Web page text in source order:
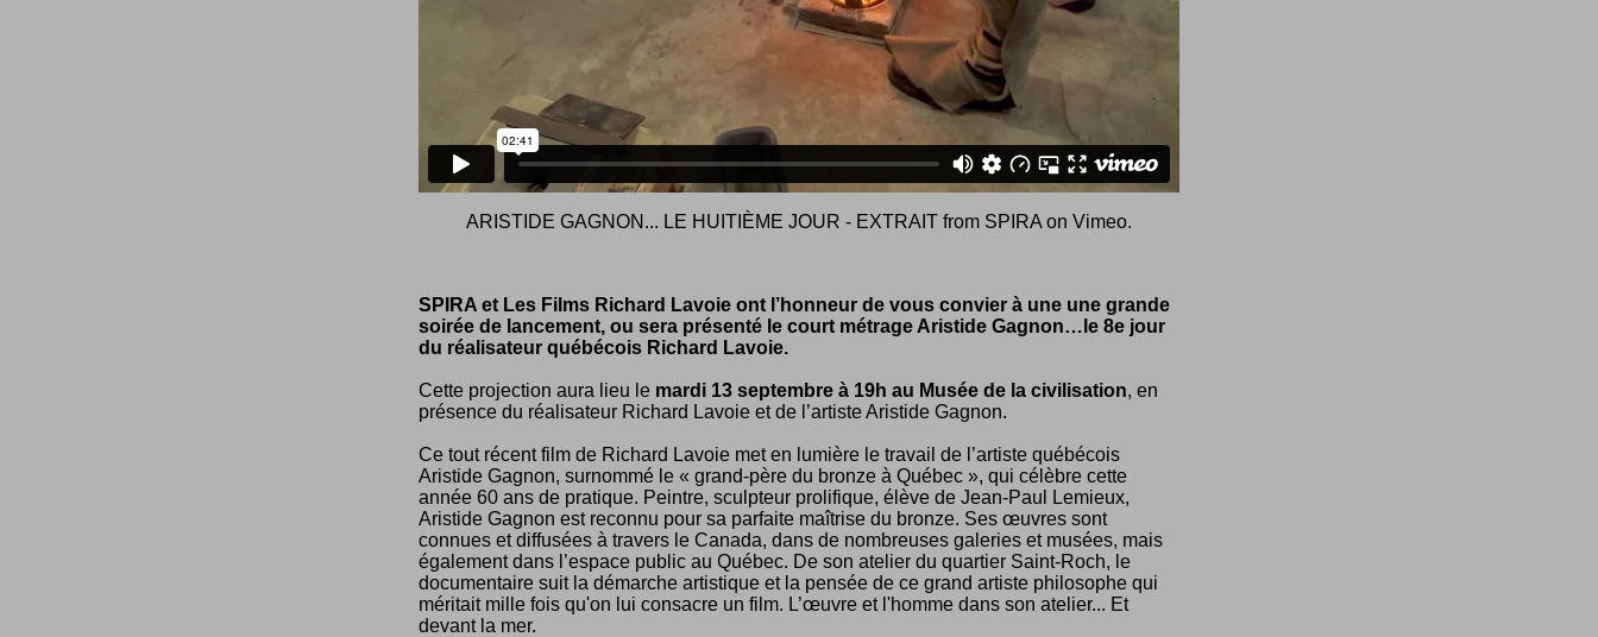
ARISTIDE GAGNON... LE HUITIÈME JOUR - EXTRAIT from SPIRA on Vimeo.
SPIRA et Les Films Richard Lavoie ont l’honneur de vous convier à une une grande
soirée de lancement, ou sera présenté le court métrage Aristide Gagnon…le 8e jour
du réalisateur québécois Richard Lavoie.
Cette projection aura lieu le mardi 13 septembre à 19h au Musée de la civilisation, en
présence du réalisateur Richard Lavoie et de l’artiste Aristide Gagnon.
Ce tout récent film de Richard Lavoie met en lumière le travail de l’artiste québécois
Aristide Gagnon, surnommé le « grand-père du bronze à Québec », qui célèbre cette
année 60 ans de pratique. Peintre, sculpteur prolifique, élève de Jean-Paul Lemieux,
Aristide Gagnon est reconnu pour sa parfaite maîtrise du bronze. Ses œuvres sont
connues et diffusées à travers le Canada, dans de nombreuses galeries et musées, mais
également dans l’espace public au Québec. De son atelier du quartier Saint-Roch, le
documentaire suit la démarche artistique et la pensée de ce grand artiste philosophe qui
méritait mille fois qu'on lui consacre un film. L’œuvre et l'homme dans son atelier... Et
devant la mer.